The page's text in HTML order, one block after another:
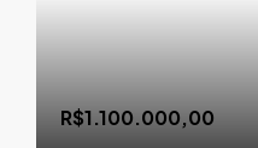
R$1.100.000,00